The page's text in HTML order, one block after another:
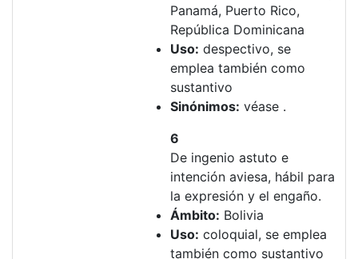
Panamá, Puerto Rico,
República Dominicana
Uso: despectivo, se
emplea también como
sustantivo
Sinónimos: véase .
6
De ingenio astuto e
intención aviesa, hábil para
la expresión y el engaño.
Ámbito: Bolivia
Uso: coloquial, se emplea
también como sustantivo